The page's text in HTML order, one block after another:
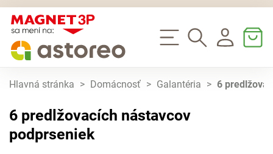
Hlavná stránka > Domácnosť > Galantéria > 6
6 predlžovacích nástavcov
podprseniek